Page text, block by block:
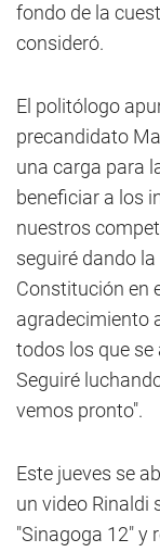
fondo de la
consideró.
El politólogo
precandidato
una carga para
beneficiar a los
nuestros
seguiré dando
Constitución en
agradecimiento
todos los que se
Seguiré
vemos pronto".
Este jueves se
un video Rinaldi
"Sinagoga 12" y